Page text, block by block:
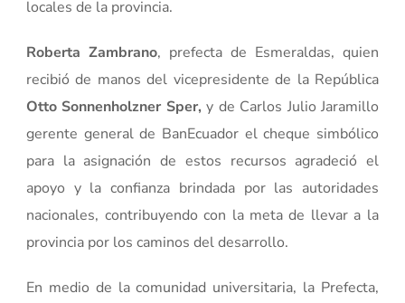
locales de la provincia.
Roberta Zambrano, prefecta de Esmeraldas, quien
recibió de manos del vicepresidente de la República
Otto Sonnenholzner Sper, y de Carlos Julio Jaramillo
gerente general de BanEcuador el cheque simbólico
para la asignación de estos recursos agradeció el
apoyo y la confianza brindada por las autoridades
nacionales, contribuyendo con la meta de llevar a la
provincia por los caminos del desarrollo.
En medio de la comunidad universitaria, la Prefecta,